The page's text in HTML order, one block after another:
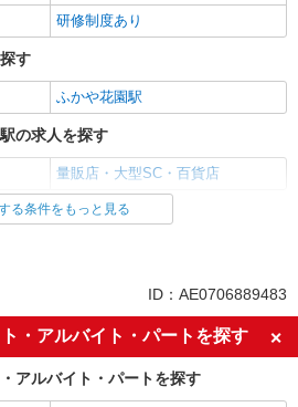
研修制度あり
す
ふかや花園駅
の求人を探す
量販店・大型SC・百貨店
園駅の求人を探す
高校生OK
フリーター歓迎
短時間勤務（1日4h以内）OK
る条件をもっと見る
ID：AE0706889483
・アルバイト・パートを探す
アルバイト・パートを探す